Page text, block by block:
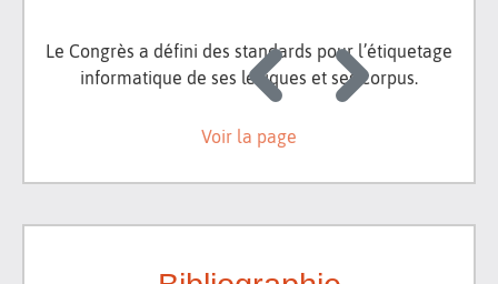
Le Congrès a défini des standards pour l’étiquetage
informatique de ses lexiques et ses corpus.
Voir la page